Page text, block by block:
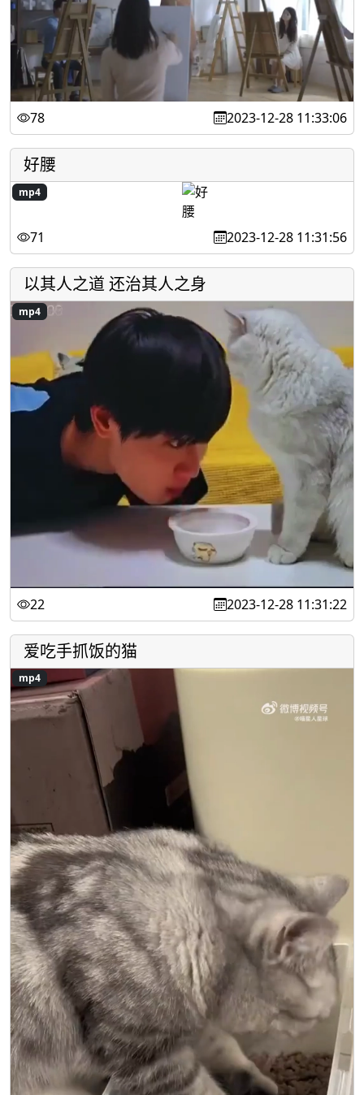
78 2023-12-28 11:33:06
好腰
mp4
71 2023-12-28 11:31:56
以其人之道 还治其人之身
mp4
22 2023-12-28 11:31:22
爱吃手抓饭的猫
mp4